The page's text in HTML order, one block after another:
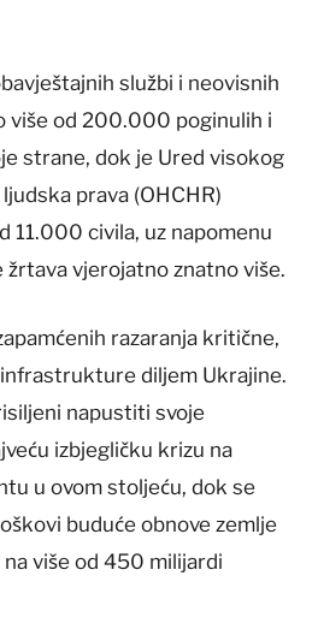
službi i neovisnih
više od 200.000 poginulih i
strane, dok je Ured visokog
prava (OHCHR)
11.000 civila, uz napomenu
vjerojatno znatno više.
razaranja kritične,
diljem Ukrajine.
napustiti svoje
izbjegličku krizu na
u ovom stoljeću, dok se
buduće obnove zemlje
više od 450 milijardi